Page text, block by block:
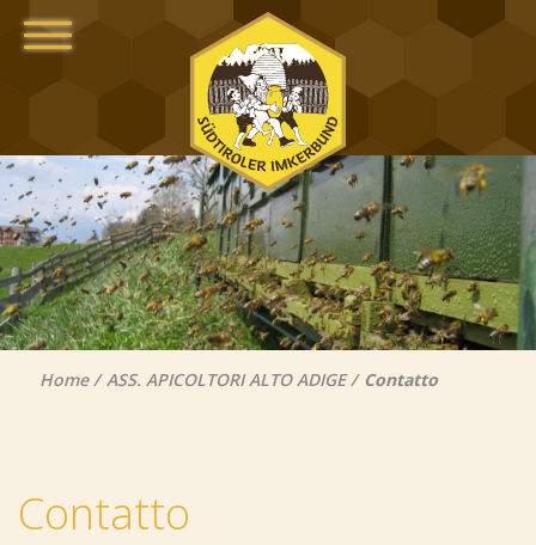
Home ASS. APICOLTORI ALTO ADIGE Contatto
Contatto